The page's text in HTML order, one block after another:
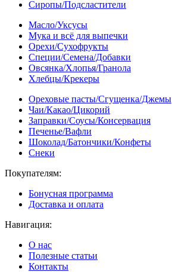
Сиропы/Подсластители
Масло/Уксусы
Мука и всё для выпечки
Орехи/Сухофрукты
Специи/Семена/Добавки
Овсянка/Хлопья/Гранола
Хлебцы/Крекеры
Ореховые пасты/Сгущенка/Джемы
Чаи/Какао/Цикорий
Заправки/Соусы/Консервация
Печенье/Вафли
Шоколад/Батончики/Конфеты
Снеки
Покупателям:
Бонусная программа
Доставка и оплата
Навигация:
О нас
Полезные статьи
Контакты